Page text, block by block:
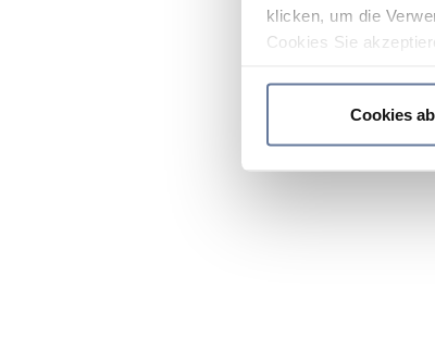
klicken, um die
Cookies Sie
Cookies